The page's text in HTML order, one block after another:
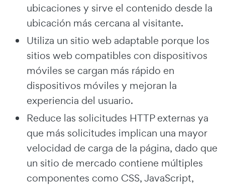
ubicaciones y sirve el contenido desde la
ubicación más cercana al visitante.
Utiliza un sitio web adaptable porque los
sitios web compatibles con dispositivos
móviles se cargan más rápido en
dispositivos móviles y mejoran la
experiencia del usuario.
Reduce las solicitudes HTTP externas ya
que más solicitudes implican una mayor
velocidad de carga de la página, dado que
un sitio de mercado contiene múltiples
componentes como CSS, JavaScript,